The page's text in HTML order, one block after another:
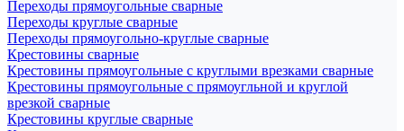
Переходы прямоугольные сварные
Переходы круглые сварные
Переходы прямоугольно-круглые сварные
Крестовины сварные
Крестовины прямоугольные с круглыми врезками сварные
Крестовины прямоугольные с прямоугльной и круглой
врезкой сварные
Крестовины круглые сварные